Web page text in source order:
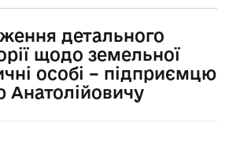
детального
щодо земельної
особі – підприємцю
Анатолійовичу